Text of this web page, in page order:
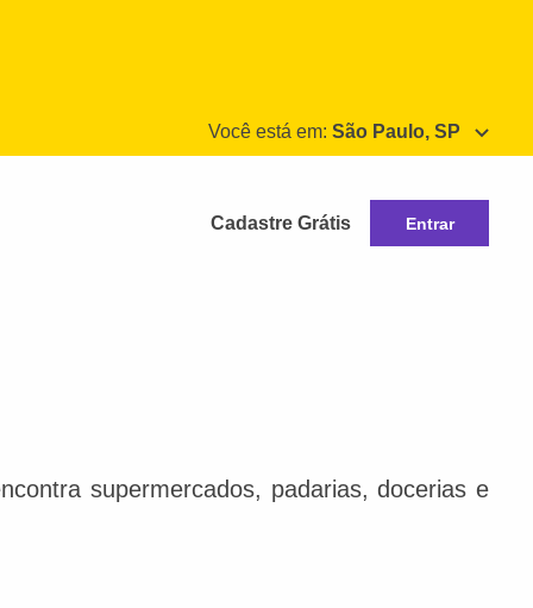
Você está em: São Paulo, SP
Cadastre Grátis Entrar
supermercados, padarias, docerias e